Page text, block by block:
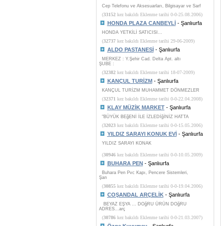
Cep Telefonu ve Aksesuarları, Bilgisayar ve Sarf
(33152kez bakıldı Eklenme tarihi 0-0-25.08.2006)
HONDA PLAZA CANBEYLİ- Şanlıurfa
HONDA YETKİLİ SATICISI...
(32737kez bakıldı Eklenme tarihi 29-06-2009)
ALDO PASTANESİ- Şanlıurfa
MERKEZ : Y.Şehir Cad. Delta Apt. altı
ŞUBE :
(32382kez bakıldı Eklenme tarihi 18-07-2009)
KANÇUL TURİZM- Şanlıurfa
KANÇUL TURİZM MUHAMMET DÖNMEZLER
(32371 kez bakıldı Eklenme tarihi 0-0-22.04.2008)
KLAY MÜZİK MARKET- Şanlıurfa
"BÜYÜK BEğENİ İLE İZLEDİğİNİZ HATTA
(32023kez bakıldı Eklenme tarihi 0-0-15.05.2006)
YILDIZ SARAYI KONUK EVİ- Şanlıurfa
YILDIZ SARAYI KONAK
(30946kez bakıldı Eklenme tarihi 0-0-10.05.2009)
BUHARA PEN- Şanlıurfa
Buhara Pen Pvc Kapı, Pencere Sistemleri,
Şan
(30855kez bakıldı Eklenme tarihi 0-0-19.04.2006)
COŞANDAL ARÇELİK- Şanlıurfa
BEYAZ EŞYA ... DOğRU ÜRÜN DOğRU
ADRES...arç
(30786kez bakıldı Eklenme tarihi 0-0-21.03.2007)